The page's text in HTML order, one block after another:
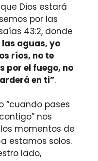
Dios estará
por las
43:2, donde
aguas, yo
ríos, no te
por el fuego, no
en ti”.
“cuando pases
nos
momentos de
estamos solos.
lado,